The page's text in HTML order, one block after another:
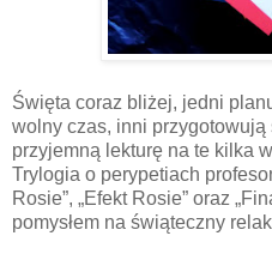
Święta coraz bliżej, jedni
wolny czas, inni przygotowują
przyjemną lekturę na te kilka
Trylogia o perypetiach
Rosie”, „Efekt Rosie” oraz
pomysłem na świąteczny